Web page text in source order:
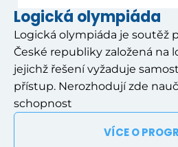
Logická olympiáda
Logická olympiáda je soutěž
České republiky založená na
jejichž řešení vyžaduje
přístup. Nerozhodují zde
schopnost
VÍCE O